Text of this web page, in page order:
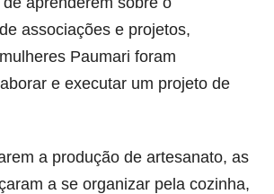
associações e projetos,
Paumari foram
e executar um projeto de
a produção de artesanato, as
a se organizar pela cozinha,